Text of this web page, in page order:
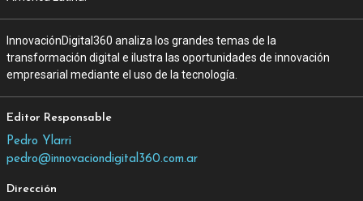
InnovaciónDigital360 analiza los grandes temas de la
transformación digital e ilustra las oportunidades de innovación
empresarial mediante el uso de la tecnología.
Editor Responsable
Pedro Ylarri
pedro@innovaciondigital360.com.ar
Dirección